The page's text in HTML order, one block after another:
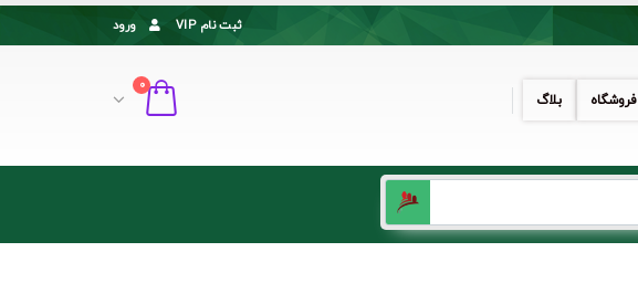
ثبت نام VIP ورود
فروشگاه بلاگ
0